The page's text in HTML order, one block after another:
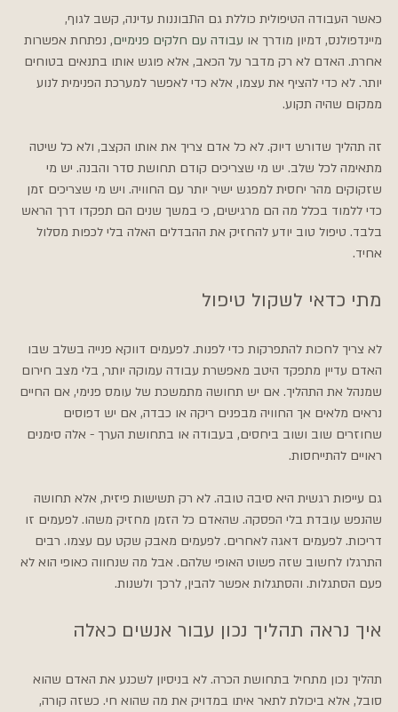
כאשר העבודה הטיפולית כוללת גם התבוננות עדינה, קשב לגוף,
מיינדפולנס, דמיון מודרך או עבודה עם חלקים פנימיים, נפתחת אפשרות
אחרת. האדם לא רק מדבר על הכאב, אלא פוגש אותו בתנאים בטוחים
יותר. לא כדי להציף את עצמו, אלא כדי לאפשר למערכת הפנימית לנוע
ממקום שהיה תקוע.
זה תהליך שדורש דיוק. לא כל אדם צריך את אותו הקצב, ולא כל שיטה
מתאימה לכל שלב. יש מי שצריכים קודם תחושת סדר והבנה. יש מי
שזקוקים מהר יחסית למפגש ישיר יותר עם החוויה. ויש מי שצריכים זמן
כדי ללמוד בכלל מה הם מרגישים, כי במשך שנים הם תפקדו דרך הראש
בלבד. טיפול טוב יודע להחזיק את ההבדלים האלה בלי לכפות מסלול
אחיד.
מתי כדאי לשקול טיפול
לא צריך לחכות להתפרקות כדי לפנות. לפעמים דווקא פנייה בשלב שבו
האדם עדיין מתפקד היטב מאפשרת עבודה עמוקה יותר, בלי מצב חירום
שמנהל את התהליך. אם יש תחושה מתמשכת של עומס פנימי, אם החיים
נראים מלאים אך החוויה מבפנים ריקה או כבדה, אם יש דפוסים
שחוזרים שוב ושוב ביחסים, בעבודה או בתחושת הערך - אלה סימנים
ראויים להתייחסות.
גם עייפות רגשית היא סיבה טובה. לא רק תשישות פיזית, אלא תחושה
שהנפש עובדת בלי הפסקה. שהאדם כל הזמן מחזיק משהו. לפעמים זו
דריכות. לפעמים דאגה לאחרים. לפעמים מאבק שקט עם עצמו. רבים
התרגלו לחשוב שזה פשוט האופי שלהם. אבל מה שנחווה כאופי הוא לא
פעם הסתגלות. והסתגלות אפשר להבין, לרכך ולשנות.
איך נראה תהליך נכון עבור אנשים כאלה
תהליך נכון מתחיל בתחושת הכרה. לא בניסיון לשכנע את האדם שהוא
סובל, אלא ביכולת לתאר איתו במדויק את מה שהוא חי. כשזה קורה,